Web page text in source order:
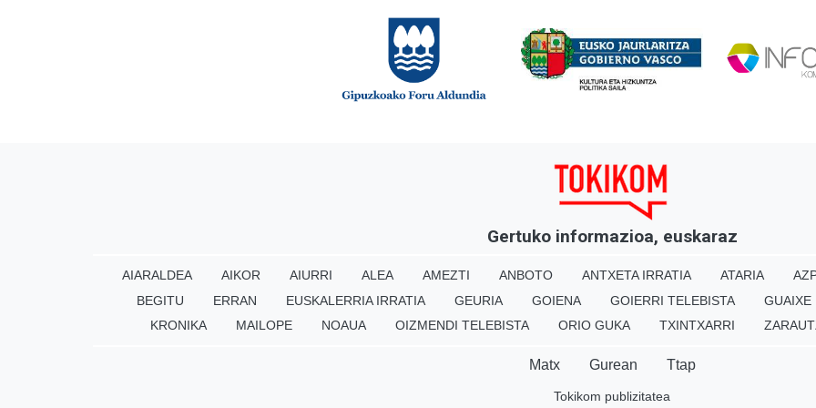
Gertuko informazioa, euskaraz
AIARALDEA AIKOR AIURRI ALEA AMEZTI ANBOTO ANTXETA IRRATIA ATARIA
BEGITU
ERRAN EUSKALERRIA IRRATIA GEURIA GOIENA GOIERRI TELEBISTA
GUAIXE
KRONIKA
MAILOPE NOAUA OIZMENDI TELEBISTA ORIO GUKA TXINTXARRI
Matx Gurean Ttap
Tokikom publizitatea